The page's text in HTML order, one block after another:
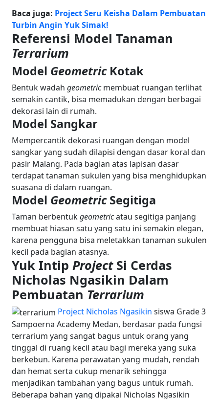
Baca juga: Project Seru Keisha Dalam Pembuatan
Turbin Angin Yuk Simak!
Referensi Model Tanaman
Terrarium
Model GeometricKotak
Bentuk wadah geometricmembuat ruangan terlihat
semakin cantik, bisa memadukan dengan berbagai
dekorasi lain di rumah.
Model Sangkar
Mempercantik dekorasi ruangan dengan model
sangkar yang sudah dilapisi dengan dasar koral dan
pasir Malang. Pada bagian atas lapisan dasar
terdapat tanaman sukulen yang bisa menghidupkan
suasana di dalam ruangan.
Model GeometricSegitiga
Taman berbentukgeometricatau segitiga panjang
membuat hiasan satu yang satu ini semakin elegan,
karena pengguna bisa meletakkan tanaman sukulen
kecil pada bagian atasnya.
Yuk Intip Project Si Cerdas
Nicholas Ngasikin Dalam
Pembuatan Terrarium
Project Nicholas Ngasikin siswa Grade 3
Sampoerna Academy Medan, berdasar pada fungsi
terrarium yang sangat bagus untuk orang yang
tinggal di ruang kecil atau bagi mereka yang suka
berkebun. Karena perawatan yang mudah, rendah
dan hemat serta cukup menarik sehingga
menjadikan tambahan yang bagus untuk rumah.
Beberapa bahan yang dipakai Nicholas Ngasikin